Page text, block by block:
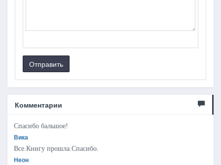
Отправить
Комментарии
Спасибо бальшое!
Вика
Все.Книгу прошла.Спасибо.
Неон